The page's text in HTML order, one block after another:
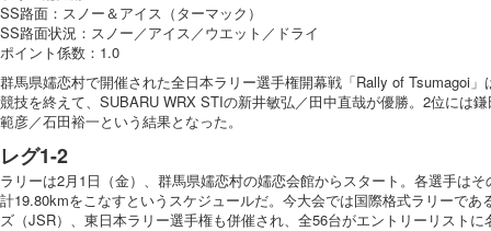
SS路面：スノー＆アイス（ターマック）
SS路面状況：スノー／アイス／ウエット／ドライ
ポイント係数：1.0
群馬県嬬恋村で開催された全日本ラリー選手権開幕戦「Rally of Tsumagoi
競技を終えて、SUBARU WRX STIの新井敏弘／田中直哉が優勝。2位には
範彦／石田裕一という結果となった。
レグ1-2
ラリーは2月1日（金）、群馬県嬬恋村の嬬恋会館からスタート。各選手は
計19.80kmをこなすというスケジュールだ。今大会では国際格式ラリーであ
ズ（JSR）、東日本ラリー選手権も併催され、全56台がエントリーリストに